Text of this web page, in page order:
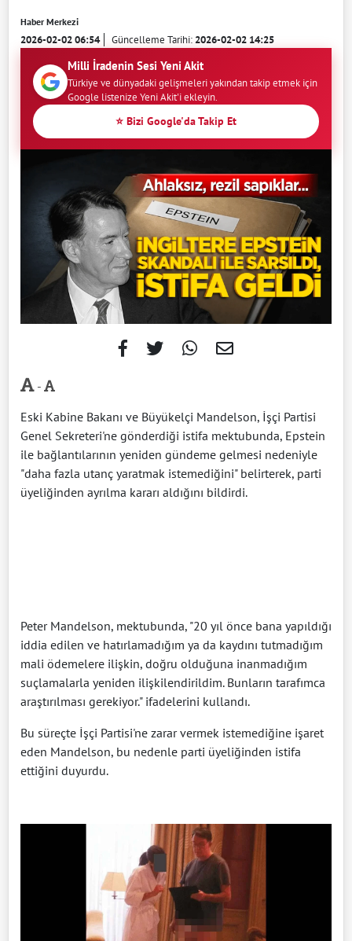
Haber Merkezi
2026-02-02 06:54 Güncelleme Tarihi:2026-02-02 14:25
Milli İradenin Sesi Yeni Akit
Türkiye ve dünyadaki gelişmeleri yakından takip etmek için
Google listenize Yeni Akit'i ekleyin.
⭐ Bizi Google'da Takip Et
-
Eski Kabine Bakanı ve Büyükelçi Mandelson, İşçi Partisi
Genel Sekreteri'ne gönderdiği istifa mektubunda, Epstein
ile bağlantılarının yeniden gündeme gelmesi nedeniyle
"daha fazla utanç yaratmak istemediğini" belirterek, parti
üyeliğinden ayrılma kararı aldığını bildirdi.
Peter Mandelson, mektubunda, "20 yıl önce bana yapıldığı
iddia edilen ve hatırlamadığım ya da kaydını tutmadığım
mali ödemelere ilişkin, doğru olduğuna inanmadığım
suçlamalarla yeniden ilişkilendirildim. Bunların tarafımca
araştırılması gerekiyor." ifadelerini kullandı.
Bu süreçte İşçi Partisi'ne zarar vermek istemediğine işaret
eden Mandelson, bu nedenle parti üyeliğinden istifa
ettiğini duyurdu.